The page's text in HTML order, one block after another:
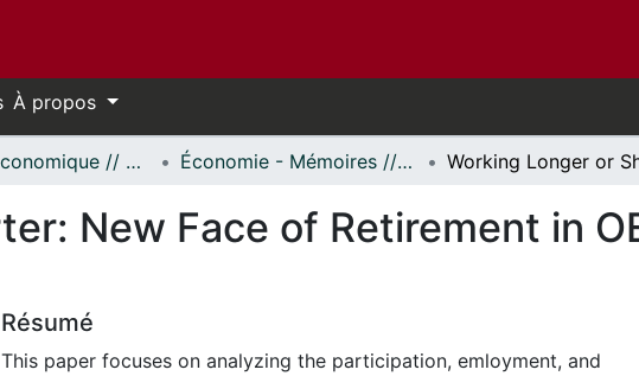
À propos
Science économique // Economics Économie - Mémoires // Economics - Research Papers
New Face of Retirement in
Résumé
This paper focuses on analyzing the participation, emloyment, and